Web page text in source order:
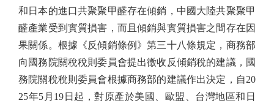
和日本的進口共聚聚甲醛存在傾銷，中國大陸共聚聚甲
醛產業受到實質損害，而且傾銷與實質損害之間存在因
果關係。根據《反傾銷條例》第三十八條規定，商務部
向國務院關稅稅則委員會提出徵收反傾銷稅的建議，國
務院關稅稅則委員會根據商務部的建議作出決定，自20
25年5月19日起，對原產於美國、歐盟、台灣地區和日